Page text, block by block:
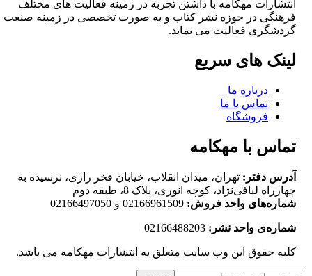
انتشارات مهکامه با داشتن تجربه در زمینه فعالیت های مختلف
فرهنگی در حوزه نشر کتاب و به صورت تخصصی در زمینه صنعت
گردشگری فعالیت می نماید.
لینک های سریع
درباره ما
تماس با ما
فروشگاه
تماس با مهکامه
آدرس دفتر: تهران، میدان انقلاب، خیابان فخر رازی، نرسیده به
چهارراه لبافی‌نژاد، کوچه انوری، پلاک 8، طبقه دوم
شماره‌های واحد فروش: 02166961509 و 02166497050
شماره‌‌ی واحد نشر:
کلیه حقوق این وب سایت متعلق به انتشارات مهکامه می باشد.